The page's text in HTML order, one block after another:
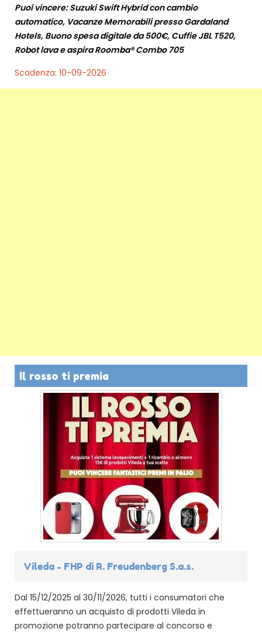
Puoi vincere: Suzuki Swift Hybrid con cambio
automatico, Vacanze Memorabili presso Gardaland
Hotels, Buono spesa digitale da 500€, Cuffie JBL T520,
Robot lava e aspira Roomba® Combo 705
Scadenza: 10-09-2026
Il rosso ti premia
Vileda - FHP di R. Freudenberg S.a.s.
Dal 15/12/2025 al 30/11/2026, tutti i consumatori che
effettueranno un acquisto di prodotti Vileda in
promozione potranno partecipare al concorso e